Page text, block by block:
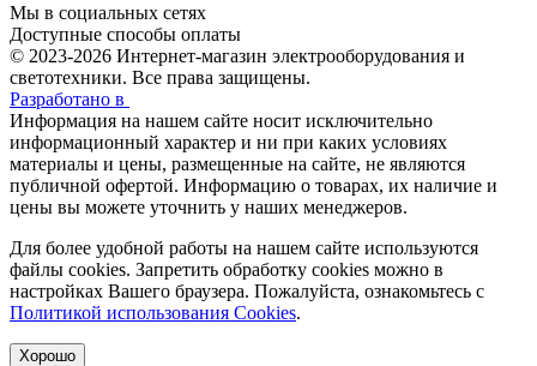
Мы в социальных сетях
Доступные способы оплаты
© 2023-2026 Интернет-магазин электрооборудования и
светотехники. Все права защищены.
Разработано в
Информация на нашем сайте носит исключительно
информационный характер и ни при каких условиях
материалы и цены, размещенные на сайте, не являются
публичной офертой. Информацию о товарах, их наличие и
цены вы можете уточнить у наших менеджеров.
Для более удобной работы на нашем сайте используются
файлы сookies. Запретить обработку cookies можно в
настройках Вашего браузера. Пожалуйста, ознакомьтесь с
Политикой использования Cookies.
Хорошо